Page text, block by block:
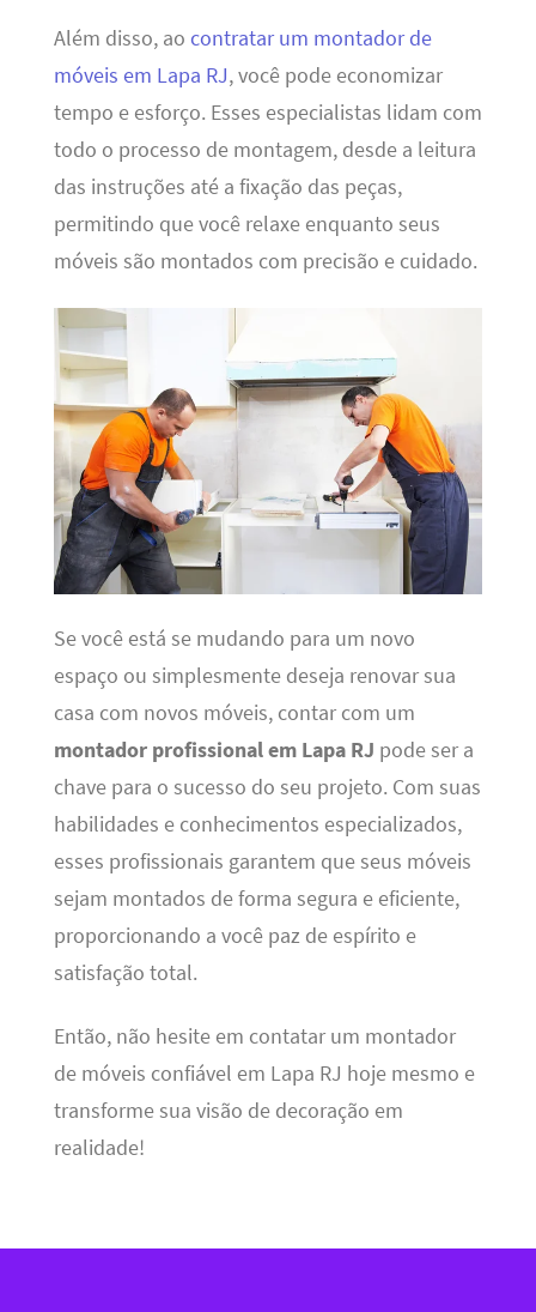
Além disso, ao contratar um montador de
móveis em Lapa RJ, você pode economizar
tempo e esforço. Esses especialistas lidam com
todo o processo de montagem, desde a leitura
das instruções até a fixação das peças,
permitindo que você relaxe enquanto seus
móveis são montados com precisão e cuidado.
Se você está se mudando para um novo
espaço ou simplesmente deseja renovar sua
casa com novos móveis, contar com um
montador profissional em Lapa RJ pode ser a
chave para o sucesso do seu projeto. Com suas
habilidades e conhecimentos especializados,
esses profissionais garantem que seus móveis
sejam montados de forma segura e eficiente,
proporcionando a você paz de espírito e
satisfação total.
Então, não hesite em contatar um montador
de móveis confiável em Lapa RJ hoje mesmo e
transforme sua visão de decoração em
realidade!